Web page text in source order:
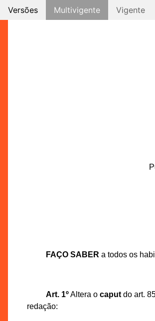
Versões Multivigente Vigente
FAÇO SABER a todos os
Art. 1ºAltera o caput do art.
redação: